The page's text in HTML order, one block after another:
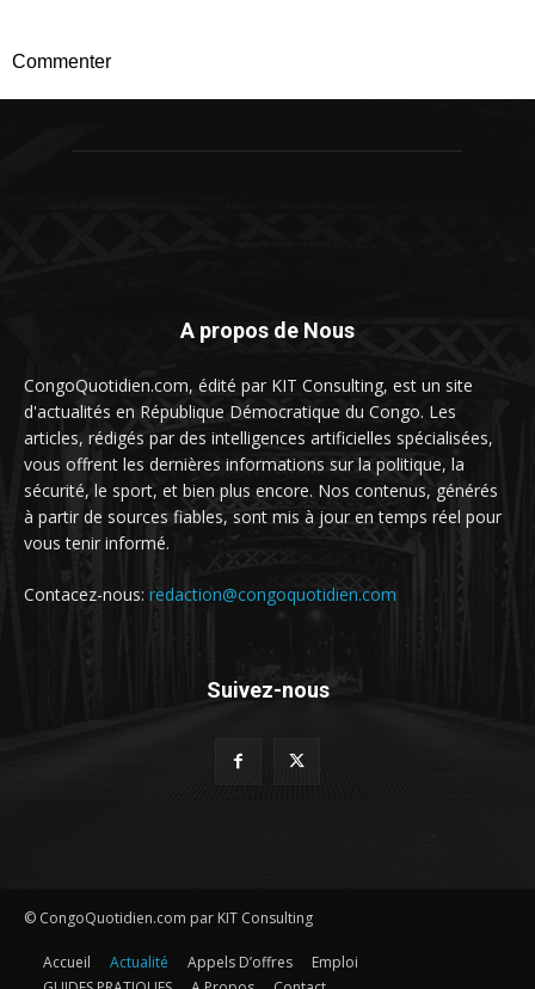
Commenter
A propos de Nous
CongoQuotidien.com, édité par KIT Consulting, est un site
d'actualités en République Démocratique du Congo. Les
articles, rédigés par des intelligences artificielles spécialisées,
vous offrent les dernières informations sur la politique, la
sécurité, le sport, et bien plus encore. Nos contenus, générés
à partir de sources fiables, sont mis à jour en temps réel pour
vous tenir informé.
Contacez-nous: redaction@congoquotidien.com
Suivez-nous
© CongoQuotidien.com par KIT Consulting
Accueil Actualité Appels D’offres
Emploi